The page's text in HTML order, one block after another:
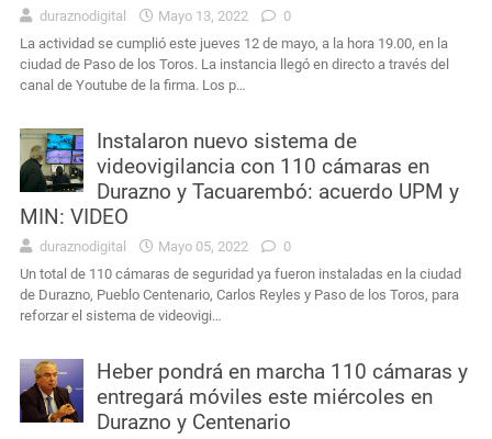
duraznodigital Mayo 13, 2022
0
La actividad se cumplió este jueves 12 de mayo, a la hora 19.00, en la
ciudad de Paso de los Toros. La instancia llegó en directo a través del
canal de Youtube de la firma. Los p…
Instalaron nuevo sistema de
videovigilancia con 110 cámaras en
Durazno y Tacuarembó: acuerdo UPM y
MIN: VIDEO
duraznodigital Mayo 05, 2022
0
Un total de 110 cámaras de seguridad ya fueron instaladas en la ciudad
de Durazno, Pueblo Centenario, Carlos Reyles y Paso de los Toros, para
reforzar el sistema de videovigi…
Heber pondrá en marcha 110 cámaras y
entregará móviles este miércoles en
Durazno y Centenario